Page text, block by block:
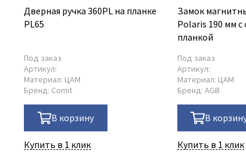
Дверная ручка 360PL на планке
PL65
Под заказ
Артикул:
Материал: ЦАМ
Бренд: Comit
В корзину
Купить в 1 клик
Замок
Polaris 190 мм
планкой
Под заказ
Артикул:
Материал: ЦАМ
Бренд: AGB
В
Купить в 1 клик